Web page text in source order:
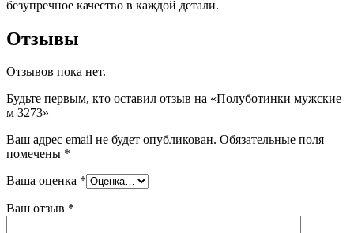
безупречное качество в каждой детали.
Отзывы
Отзывов пока нет.
Будьте первым, кто оставил отзыв на «Полуботинки мужские
м 3273»
Ваш адрес email не будет опубликован. Обязательные поля
помечены *
Ваша оценка *
Ваш отзыв *